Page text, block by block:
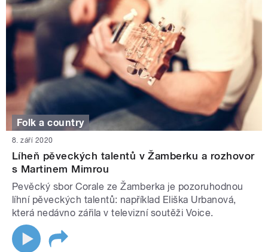
Folk a country
8. září 2020
Líheň pěveckých talentů v Žamberku a rozhovor
s Martinem Mimrou
Pevěcký sbor Corale ze Žamberka je pozoruhodnou
líhní pěveckých talentů: například Eliška Urbanová,
která nedávno zářila v televizní soutěži Voice.